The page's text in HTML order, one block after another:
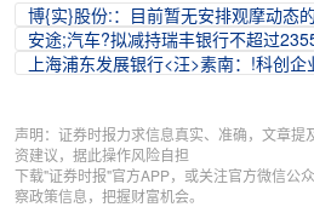
博{实}股份:：目前暂无安排观摩动态
安途;汽车?拟减持瑞丰银行不超过
上海浦东发展银行<汪>素南：!科创
声明：证券时报力求信息真实、准确，文章提
资建议，据此操作风险自担
下载"证券时报"官方APP，或关注官方微信公
察政策信息，把握财富机会。